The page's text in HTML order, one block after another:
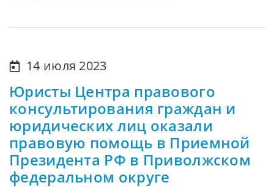
14 июля 2023
Юристы Центра правового
консультирования граждан и
юридических лиц оказали
правовую помощь в Приемной
Президента РФ в Приволжском
федеральном округе